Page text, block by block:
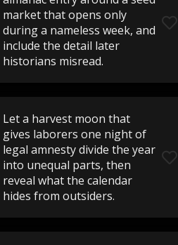
market that opens only
during a nameless week, and
include the detail later
historians misread.
Let a harvest moon that
gives laborers one night of
legal amnesty divide the year
into unequal parts, then
reveal what the calendar
hides from outsiders.